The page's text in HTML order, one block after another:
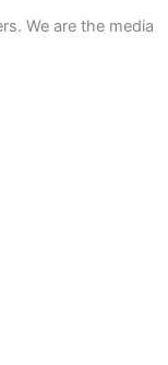
We are the media